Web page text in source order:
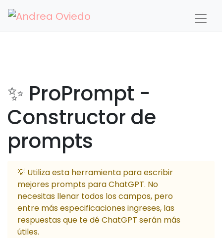
✨ ProPrompt -
Constructor de
prompts
💡 Utiliza esta herramienta para escribir
mejores prompts para ChatGPT. No
necesitas llenar todos los campos, pero
entre más especificaciones ingreses, las
respuestas que te dé ChatGPT serán más
útiles.